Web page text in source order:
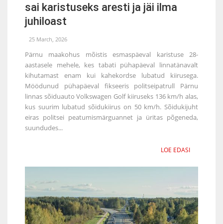
sai karistuseks aresti ja jäi ilma
juhiloast
25 March, 2026
Pärnu maakohus mõistis esmaspäeval karistuse 28-
aastasele mehele, kes tabati pühapäeval linnatänavalt
kihutamast enam kui kahekordse lubatud kiirusega.
Möödunud pühapäeval fikseeris politseipatrull Pärnu
linnas sõiduauto Volkswagen Golf kiiruseks 136 km/h alas,
kus suurim lubatud sõidukiirus on 50 km/h. Sõidukijuht
eiras politsei peatumismärguannet ja üritas põgeneda,
suundudes...
LOE EDASI